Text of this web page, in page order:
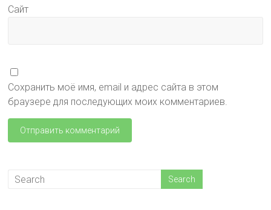
Сайт
Сохранить моё имя, email и адрес сайта в этом
браузере для последующих моих комментариев.